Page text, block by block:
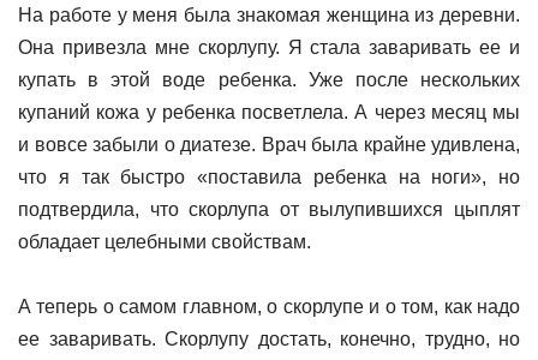
На работе у меня была знакомая женщина из деревни.
Она привезла мне скорлупу. Я стала заваривать ее и
купать в этой воде ребенка. Уже после нескольких
купаний кожа у ребенка посветлела. А через месяц мы
и вовсе забыли о диатезе. Врач была крайне удивлена,
что я так быстро «поставила ребенка на ноги», но
подтвердила, что скорлупа от вылупившихся цыплят
обладает целебными свойствам.
А теперь о самом главном, о скорлупе и о том, как надо
ее заваривать. Скорлупу достать, конечно, трудно, но